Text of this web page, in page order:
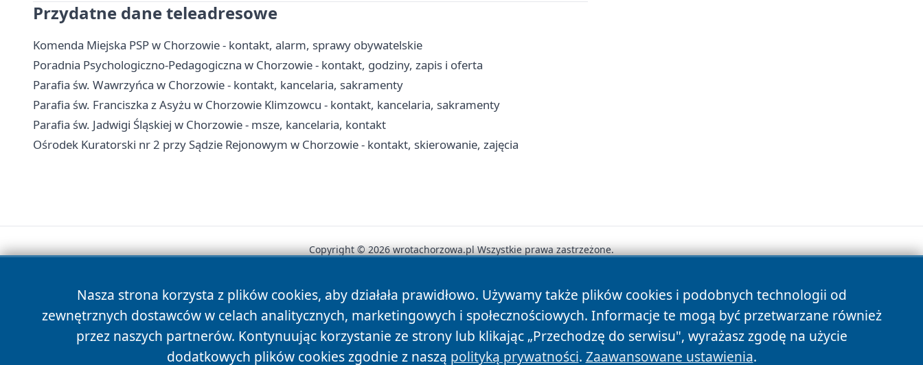
Przydatne dane teleadresowe
Komenda Miejska PSP w Chorzowie - kontakt, alarm, sprawy obywatelskie
Poradnia Psychologiczno-Pedagogiczna w Chorzowie - kontakt, godziny, zapis i oferta
Parafia św. Wawrzyńca w Chorzowie - kontakt, kancelaria, sakramenty
Parafia św. Franciszka z Asyżu w Chorzowie Klimzowcu - kontakt, kancelaria, sakramenty
Parafia św. Jadwigi Śląskiej w Chorzowie - msze, kancelaria, kontakt
Ośrodek Kuratorski nr 2 przy Sądzie Rejonowym w Chorzowie - kontakt, skierowanie, zajęcia
Nasza strona korzysta z plików cookies, aby działała prawidłowo. Używamy także plików cookies i podobnych technologii od
zewnętrznych dostawców w celach analitycznych, marketingowych i społecznościowych. Informacje te mogą być przetwarzane również
przez naszych partnerów. Kontynuując korzystanie ze strony lub klikając „Przechodzę do serwisu", wyrażasz zgodę na użycie
dodatkowych plików cookies zgodnie z naszą polityką prywatności. Zaawansowane ustawienia.
Copyright © 2026 wrotachorzowa.pl Wszystkie prawa zastrzeżone.
News Autorzy Polityka Prywatności Polityka Cookies